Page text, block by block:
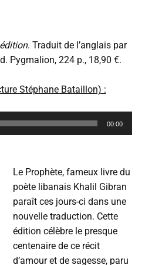
. Traduit de l’anglais par
Pygmalion, 224 p., 18,90 €.
Stéphane Bataillon) :
00:00
Le Prophète, fameux livre du
poète libanais Khalil Gibran
paraît ces jours-ci dans une
nouvelle traduction. Cette
édition célèbre le presque
centenaire de ce récit
d’amour et de sagesse, paru